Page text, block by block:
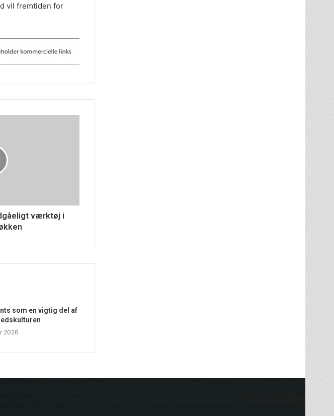
vil fremtiden for
værktøj i
som en vigtig del af
2026